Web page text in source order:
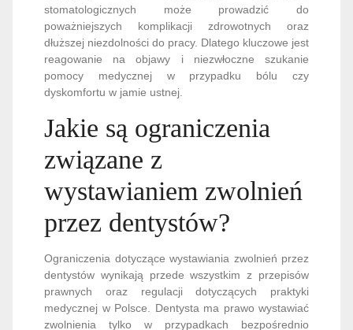
stomatologicznych może prowadzić do
poważniejszych komplikacji zdrowotnych oraz
dłuższej niezdolności do pracy. Dlatego kluczowe jest
reagowanie na objawy i niezwłoczne szukanie
pomocy medycznej w przypadku bólu czy
dyskomfortu w jamie ustnej.
Jakie są ograniczenia
związane z
wystawianiem zwolnień
przez dentystów?
Ograniczenia dotyczące wystawiania zwolnień przez
dentystów wynikają przede wszystkim z przepisów
prawnych oraz regulacji dotyczących praktyki
medycznej w Polsce. Dentysta ma prawo wystawiać
zwolnienia tylko w przypadkach bezpośrednio